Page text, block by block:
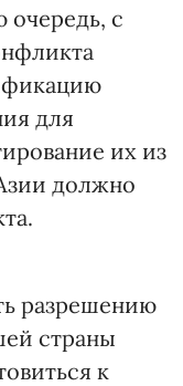
очередь, с
для
их из
должно
разрешению
страны
к